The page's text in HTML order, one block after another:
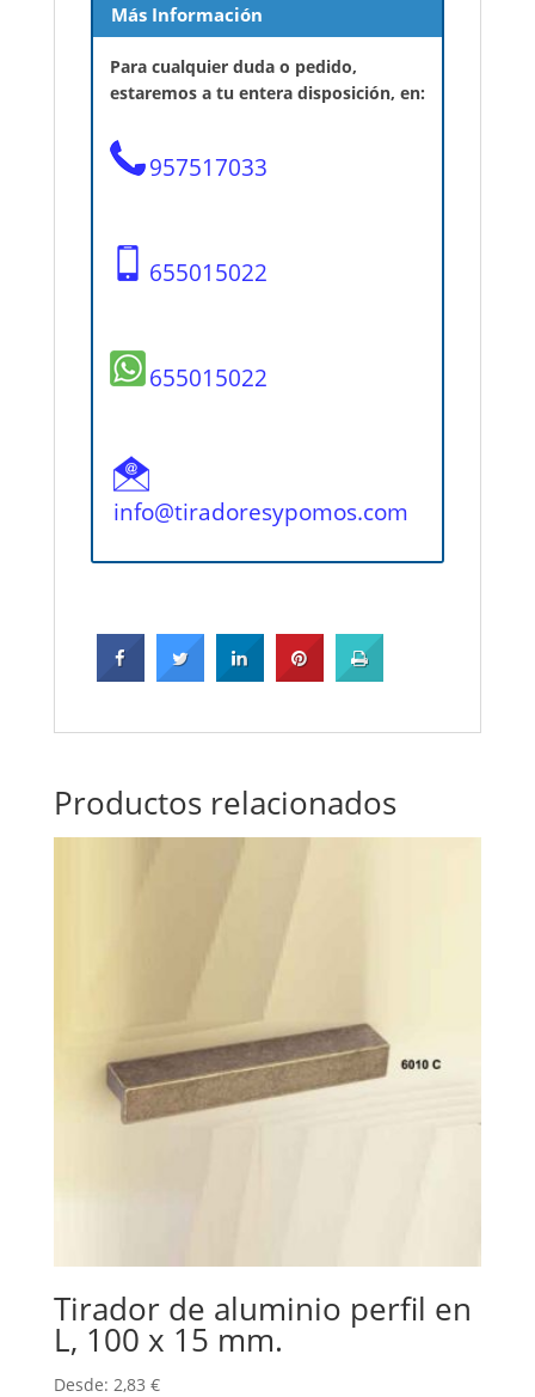
Más Información
Para cualquier duda o pedido,
estaremos a tu entera disposición, en:
957517033
655015022
655015022
info@tiradoresypomos.com
Productos relacionados
Tirador de aluminio perfil en
L, 100 x 15 mm.
Desde: 2,83 €